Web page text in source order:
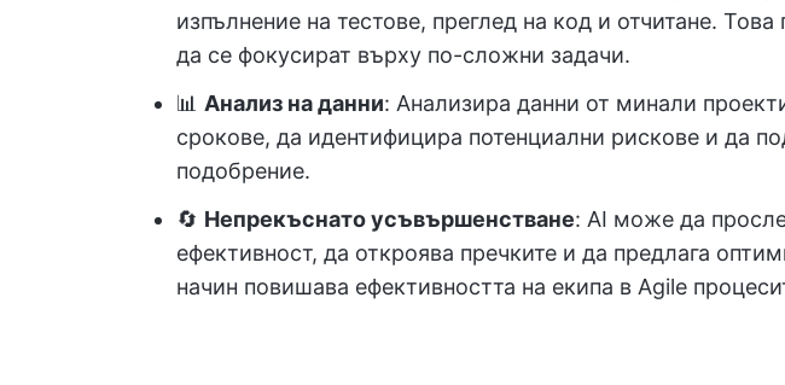
изпълнение на тестове, преглед на код и отчитане. Това
да се фокусират върху по-сложни задачи.
📊 Анализ на данни: Анализира данни от минали
срокове, да идентифицира потенциални рискове и да
подобрение.
🔄 Непрекъснато усъвършенстване: AI може да
ефективност, да откроява пречките и да предлага
начин повишава ефективността на екипа в Agile